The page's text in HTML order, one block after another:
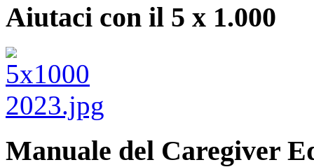
Aiutaci con il 5 x 1.000
Manuale del Caregiver